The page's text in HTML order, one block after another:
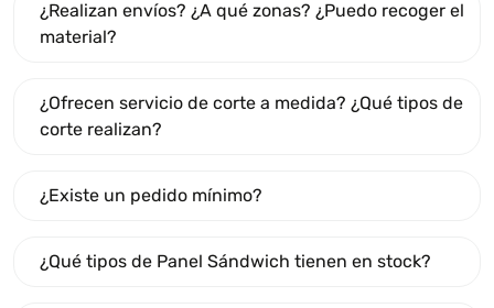
¿Realizan envíos? ¿A qué zonas? ¿Puedo recoger el
material?
¿Ofrecen servicio de corte a medida? ¿Qué tipos de
corte realizan?
¿Existe un pedido mínimo?
¿Qué tipos de Panel Sándwich tienen en stock?